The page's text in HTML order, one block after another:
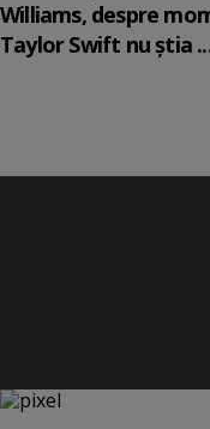
Williams, despre
Taylor Swift nu știa